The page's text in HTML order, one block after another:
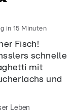
in 15 Minuten
Fisch!
schnelle
mit
und
Leben